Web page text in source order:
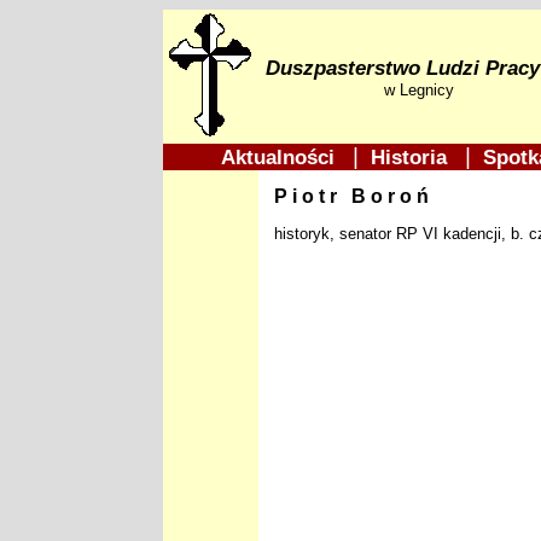
Duszpasterstwo Ludzi
w Legnicy
Aktualności Historia
Piotr Boroń
historyk, senator RP VI kadencji, b.